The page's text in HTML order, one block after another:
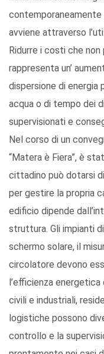
avviene attraverso
Ridurre i costi che
rappresenta un’
dispersione di energia
acqua o di tempo dei
supervisionati e
Nel corso di un
“Matera è Fiera”, è
cittadino può dotarsi
per gestire la propria
edificio dipende
struttura. Gli impianti
schermo solare, il
circolatore devono
l’efficienza
civili e industriali,
logistiche possono
controllo e la